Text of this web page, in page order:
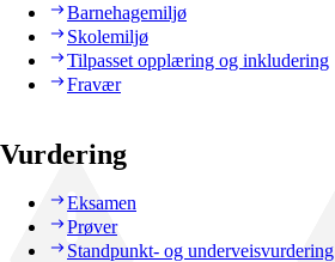
Barnehagemiljø
Skolemiljø
Tilpasset opplæring og inkludering
Fravær
Vurdering
Eksamen
Prøver
Standpunkt- og underveisvurdering